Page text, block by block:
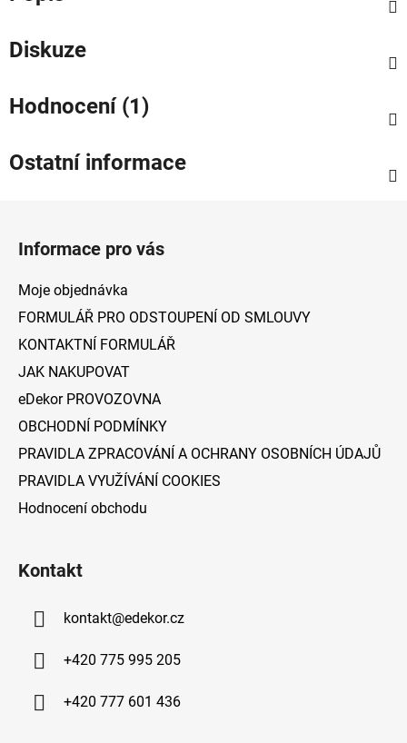
Diskuze
Hodnocení (1)
Ostatní informace
Informace pro vás
Moje objednávka
FORMULÁŘ PRO ODSTOUPENÍ OD SMLOUVY
KONTAKTNÍ FORMULÁŘ
JAK NAKUPOVAT
eDekor PROVOZOVNA
OBCHODNÍ PODMÍNKY
PRAVIDLA ZPRACOVÁNÍ A OCHRANY OSOBNÍCH ÚDAJŮ
PRAVIDLA VYUŽÍVÁNÍ COOKIES
Hodnocení obchodu
Kontakt
kontakt@edekor.cz
+420 775 995 205
+420 777 601 436